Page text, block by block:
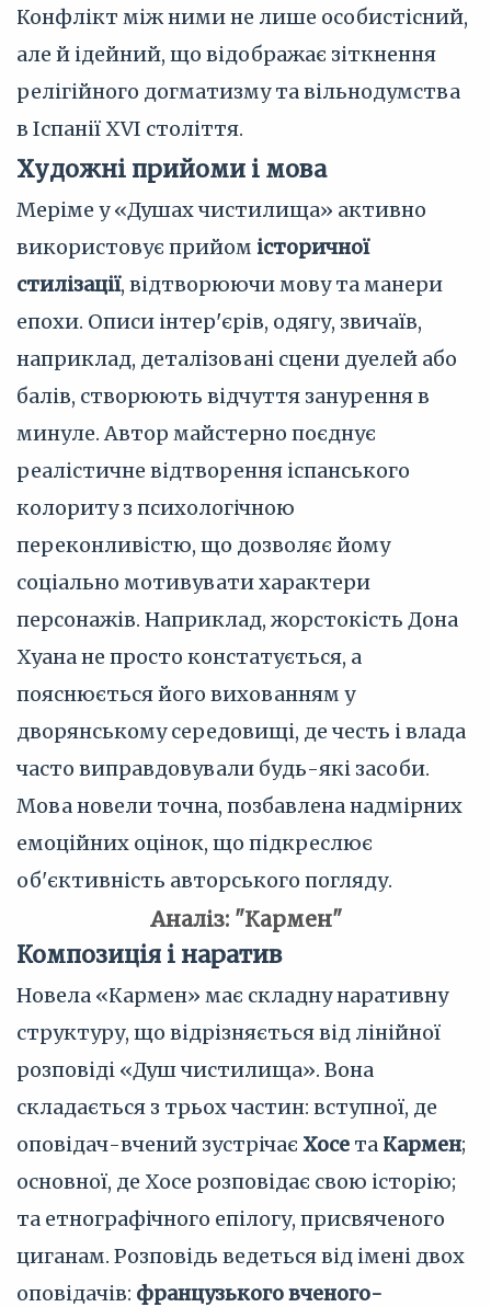
Конфлікт між ними не лише особистісний,
але й ідейний, що відображає зіткнення
релігійного догматизму та вільнодумства
в Іспанії XVI століття.
Художні прийоми і мова
Меріме у «Душах чистилища» активно
використовує прийом історичної
стилізації, відтворюючи мову та манери
епохи. Описи інтер'єрів, одягу, звичаїв,
наприклад, деталізовані сцени дуелей або
балів, створюють відчуття занурення в
минуле. Автор майстерно поєднує
реалістичне відтворення іспанського
колориту з психологічною
переконливістю, що дозволяє йому
соціально мотивувати характери
персонажів. Наприклад, жорстокість Дона
Хуана не просто констатується, а
пояснюється його вихованням у
дворянському середовищі, де честь і влада
часто виправдовували будь-які засоби.
Мова новели точна, позбавлена надмірних
емоційних оцінок, що підкреслює
об'єктивність авторського погляду.
Аналіз: "Кармен"
Композиція і наратив
Новела «Кармен» має складну наративну
структуру, що відрізняється від лінійної
розповіді «Душ чистилища». Вона
складається з трьох частин: вступної, де
оповідач-вчений зустрічає Хосе та Кармен;
основної, де Хосе розповідає свою історію;
та етнографічного епілогу, присвяченого
циганам. Розповідь ведеться від імені двох
оповідачів: французького вченого-